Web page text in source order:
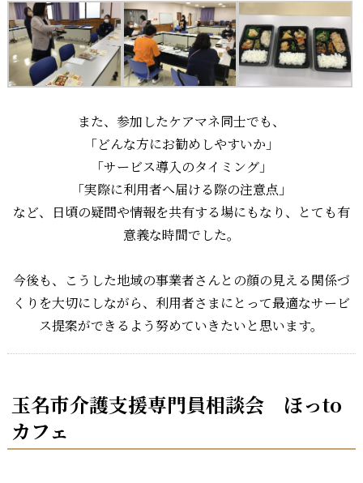
また、参加したケアマネ同士でも、
「どんな方にお勧めしやすいか」
「サービス導入のタイミング」
「実際に利用者へ届ける際の注意点」
など、日頃の疑問や情報を共有する場にもなり、とても有
意義な時間でした。
今後も、こうした地域の事業者さんとの顔の見える関係づ
くりを大切にしながら、利用者さまにとって最適なサービ
ス提案ができるよう努めていきたいと思います。
玉名市介護支援専門員相談会 ほっto
カフェ